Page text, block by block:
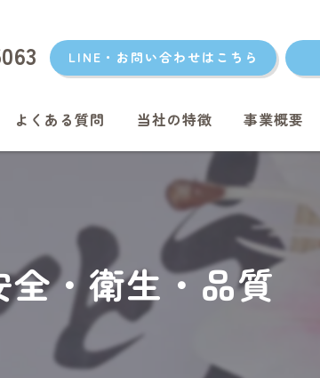
LINE・お問い合わせはこちら
よくある質問 当社の特徴
君津のペット火葬
富津のペット火葬
袖ケ浦のペット火葬
事業概要
・衛生・品質